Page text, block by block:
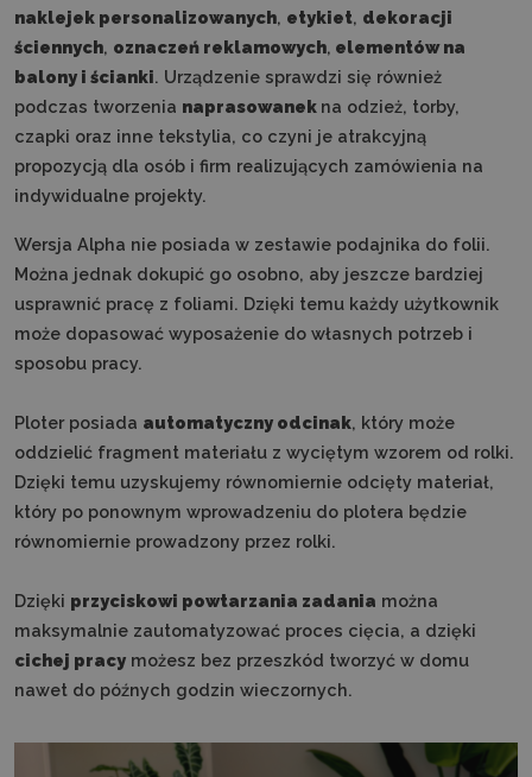
naklejek personalizowanych, etykiet, dekoracji
ściennych, oznaczeń reklamowych, elementów na
balony i ścianki. Urządzenie sprawdzi się również
podczas tworzenia naprasowanek na odzież, torby,
czapki oraz inne tekstylia, co czyni je atrakcyjną
propozycją dla osób i firm realizujących zamówienia na
indywidualne projekty.
Wersja Alpha nie posiada w zestawie podajnika do folii.
Można jednak dokupić go osobno, aby jeszcze bardziej
usprawnić pracę z foliami. Dzięki temu każdy użytkownik
może dopasować wyposażenie do własnych potrzeb i
sposobu pracy.
Ploter posiada automatyczny odcinak, który może
oddzielić fragment materiału z wyciętym wzorem od rolki.
Dzięki temu uzyskujemy równomiernie odcięty materiał,
który po ponownym wprowadzeniu do plotera będzie
równomiernie prowadzony przez rolki.
Dzięki przyciskowi powtarzania zadania można
maksymalnie zautomatyzować proces cięcia, a dzięki
cichej pracy możesz bez przeszkód tworzyć w domu
nawet do późnych godzin wieczornych.